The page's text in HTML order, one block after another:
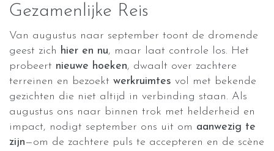
Gezamenlijke Reis
Van augustus naar september toont de dromende
geest zich hier en nu, maar laat controle los. Het
probeert nieuwe hoeken, dwaalt over zachtere
terreinen en bezoekt werkruimtes vol met bekende
gezichten die niet altijd in verbinding staan. Als
augustus ons naar binnen trok met helderheid en
impact, nodigt september ons uit om aanwezig te
zijn—om de zachtere puls te accepteren en de scène